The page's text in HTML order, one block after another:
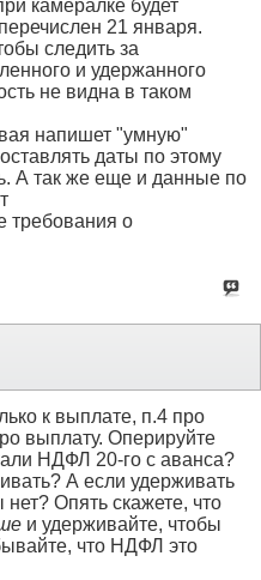
камералке будет
21 января.
следить за
и удержанного
не видна в таком
напишет "умную"
даты по этому
А так же еще и данные по
требования о
к выплате, п.4 про
выплату. Оперируйте
НДФЛ 20-го с аванса?
А если удерживать
Опять скажете, что
и удерживайте, чтобы
что НДФЛ это